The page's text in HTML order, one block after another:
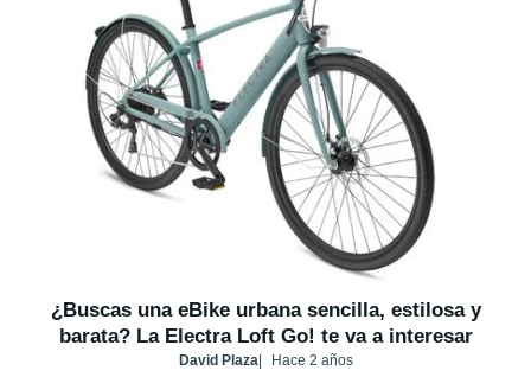
¿Buscas una eBike urbana sencilla, estilosa y
barata? La Electra Loft Go! te va a interesar
David Plaza Hace 2 años